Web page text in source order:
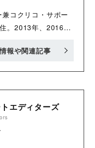
コクリコ・サポー
。2013年、2016年
に至る。秘書や大学
報や関連記事
エディターズ